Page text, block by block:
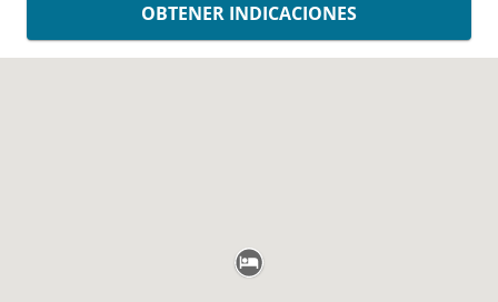
OBTENER INDICACIONES